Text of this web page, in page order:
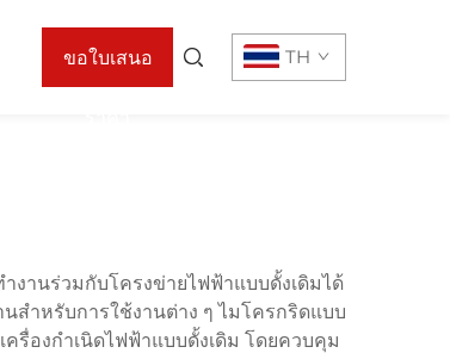
ขอใบเสนอ TH
งานร่วมกับโครงข่ายไฟฟ้าแบบดั้งเดิมได้
สำหรับการใช้งานต่าง ๆ ไมโครกริดแบบ
รื่องกำเนิดไฟฟ้าแบบดั้งเดิม โดยควบคุม